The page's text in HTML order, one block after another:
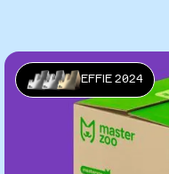
EFFIE 2024